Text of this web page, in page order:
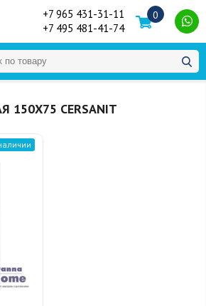
+7 965 431-31-11
+7 495 481-41-74
0
CERSANIT